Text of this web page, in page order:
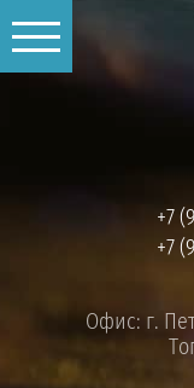
+7
+7
Офис: г.